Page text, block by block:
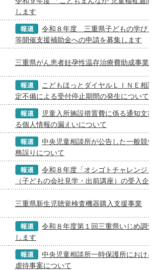
します
令和８年度 三重県子どもの学び
等開催支援補助金への申請を募集します
三重県がん患者妊孕性温存治療費助成事業
こどもほっとダイヤルＬＩＮＥ相
定不備による受付停止期間の発生について
児童入所施設措置費に係る通知文
る個人情報の漏えいについて
中央児童相談所が公告した一般競
務誤りについて
令和８年度「オシゴトチャレンジ
（子どもの会社見学・出前講座）の受入企
三重県新生児聴覚検査機器購入支援事業
令和８年度第１回三重県いじめ調
します
中央児童相談所一時保護所におけ
虐待事案について